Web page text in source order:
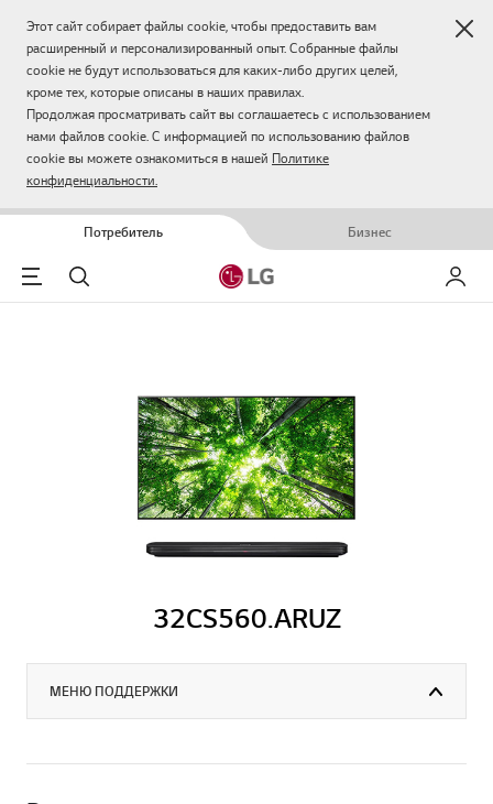
Этот сайт собирает файлы cookie, чтобы предоставить вам
расширенный и персонализированный опыт. Собранные файлы
cookie не будут использоваться для каких-либо других целей,
кроме тех, которые описаны в наших правилах.
Продолжая просматривать сайт вы соглашаетесь с использованием
нами файлов cookie. С информацией по использованию файлов
cookie вы можете ознакомиться в нашей Политике
конфиденциальности.
Потребитель Бизнес
Menu
Поиск Мой LG
32CS560.ARUZ
МЕНЮ ПОДДЕРЖКИ